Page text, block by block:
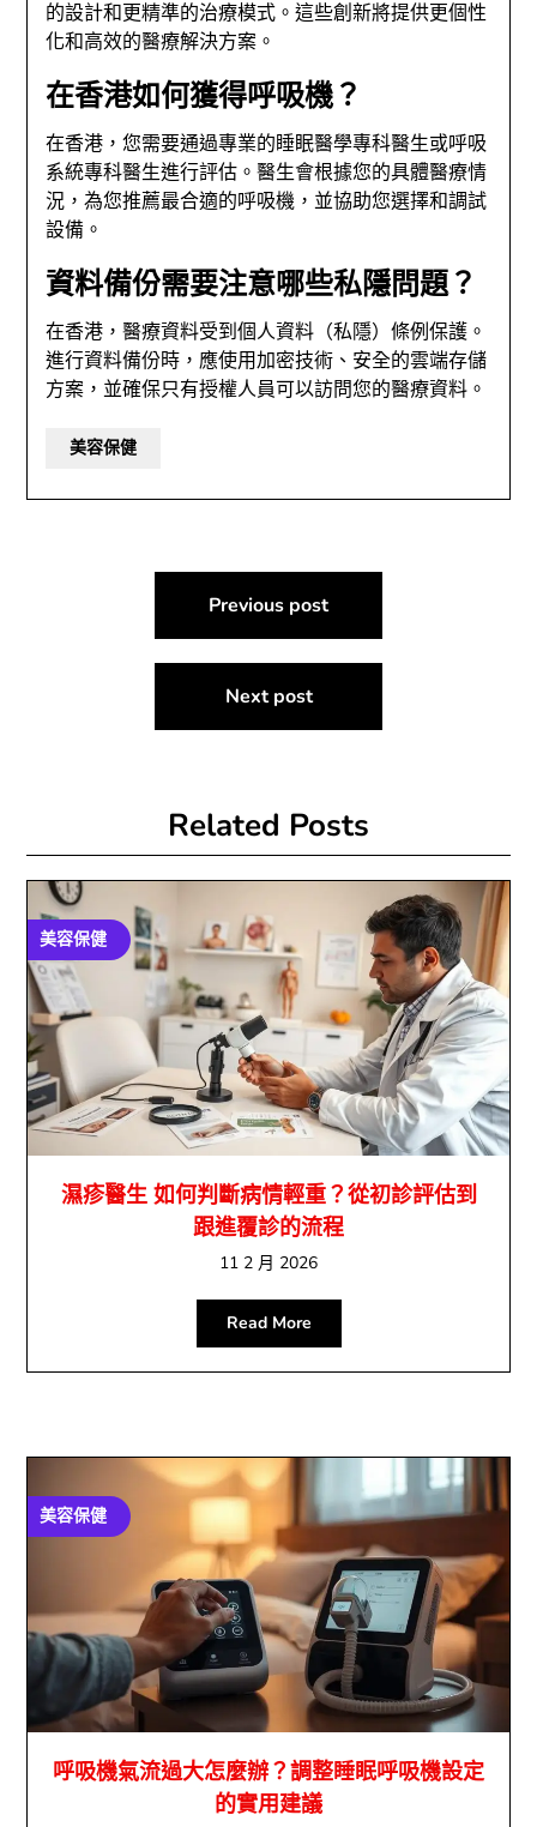
的設計和更精準的治療模式。這些創新將提供更個性
化和高效的醫療解決方案。
在香港如何獲得呼吸機？
在香港，您需要通過專業的睡眠醫學專科醫生或呼吸
系統專科醫生進行評估。醫生會根據您的具體醫療情
況，為您推薦最合適的呼吸機，並協助您選擇和調試
設備。
資料備份需要注意哪些私隱問題？
在香港，醫療資料受到個人資料（私隱）條例保護。
進行資料備份時，應使用加密技術、安全的雲端存儲
方案，並確保只有授權人員可以訪問您的醫療資料。
美容保健
Previous post
Next post
Related Posts
美容保健
濕疹醫生 如何判斷病情輕重？從初診評估到
跟進覆診的流程
11 2 月 2026
Read More
美容保健
呼吸機氣流過大怎麼辦？調整睡眠呼吸機設定
的實用建議